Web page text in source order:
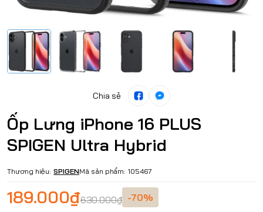
Chia sẻ
Ốp Lưng iPhone 16 PLUS
SPIGEN Ultra Hybrid
Thương hiệu: SPIGENMã sản phẩm: 105467
189.000₫630.000₫ -70%